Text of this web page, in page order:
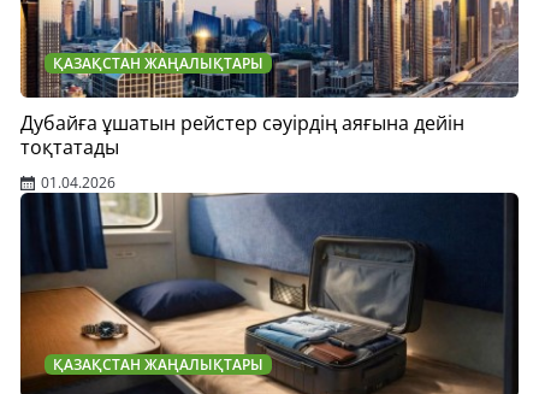
ҚАЗАҚСТАН ЖАҢАЛЫҚТАРЫ
Дубайға ұшатын рейстер сәуірдің аяғына дейін
тоқтатады
01.04.2026
ҚАЗАҚСТАН ЖАҢАЛЫҚТАРЫ